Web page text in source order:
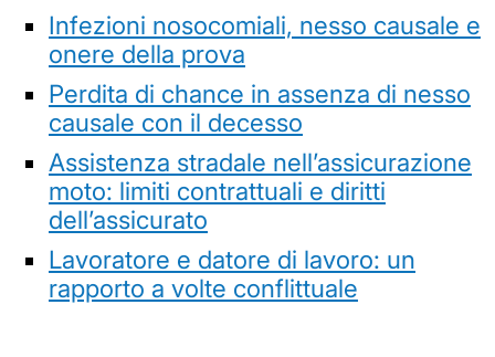
Infezioni nosocomiali, nesso causale e
onere della prova
Perdita di chance in assenza di nesso
causale con il decesso
Assistenza stradale nell’assicurazione
moto: limiti contrattuali e diritti
dell’assicurato
Lavoratore e datore di lavoro: un
rapporto a volte conflittuale